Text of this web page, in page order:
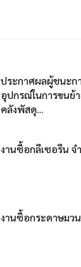
ประกาศผลผู้ชนะก
อุปกรณ์ในการขนย้
คลังพัสดุ...
งานซื้อกลีเซอรีน จ
งานซื้อกระดาษมว